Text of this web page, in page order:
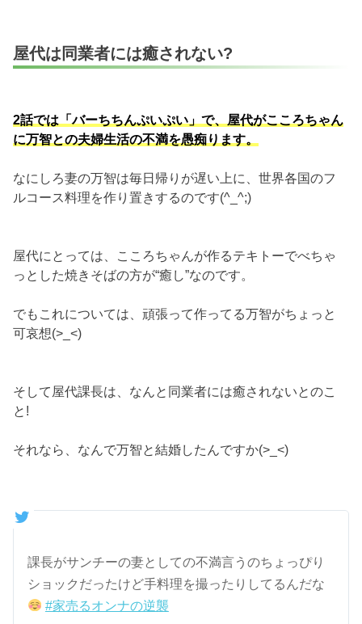
屋代は同業者には癒されない?
2話では「バーちちんぷいぷい」で、屋代がこころちゃん
に万智との夫婦生活の不満を愚痴ります。
なにしろ妻の万智は毎日帰りが遅い上に、世界各国のフ
ルコース料理を作り置きするのです(^_^;)
屋代にとっては、こころちゃんが作るテキトーでべちゃ
っとした焼きそばの方が“癒し”なのです。
でもこれについては、頑張って作ってる万智がちょっと
可哀想(>_<)
そして屋代課長は、なんと同業者には癒されないとのこ
と!
それなら、なんで万智と結婚したんですか(>_<)
課長がサンチーの妻としての不満言うのちょっぴり
ショックだったけど手料理を撮ったりしてるんだな
#家売るオンナの逆襲